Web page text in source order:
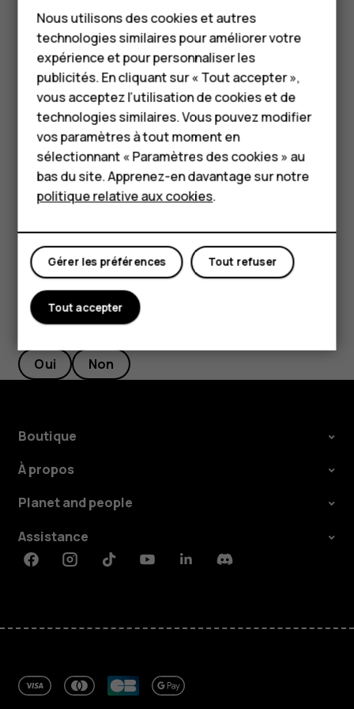
Téléphones classiques
Accessoires
HMD Terra M
Pour les entreprises
Tablettes
Boutique
indique le mode de transport, par exemple
modifier le mode de transport, sélectionnez-en un
nouveau sous la barre de recherche.
Si vous ne souhaitez pas que le point de départ soit
votre position actuelle, appuyez survotre position
puis recherchez un nouveau point de départ.
Appuyez sur
pour démarrer la navigation.
L'itinéraire apparaît sur la carte ainsi que sa durée estimée.
Pour afficher l'itinéraire détaillé, balayez vers le haut
Avez-vous trouvé cela utile?
Oui Non
Boutique
À propos
Planet and people
Assistance
FacebookInstagramTiktokYoutubeLinkedinDiscord
Nous utilisons des cookies et autres
technologies similaires pour améliorer votre
expérience et pour personnaliser les
publicités. En cliquant sur « Tout accepter »,
vous acceptez l’utilisation de cookies et de
technologies similaires. Vous pouvez modifier
vos paramètres à tout moment en
sélectionnant « Paramètres des cookies » au
bas du site. Apprenez-en davantage sur notre
politique relative aux cookies.
Tout refuser
Gérer les préférences
Tout accepter